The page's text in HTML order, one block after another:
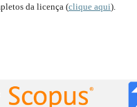
da licença (clique aqui).